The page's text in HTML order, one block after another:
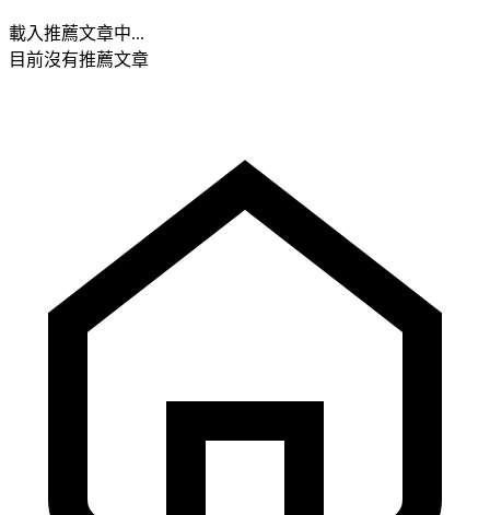
載入推薦文章中...
目前沒有推薦文章